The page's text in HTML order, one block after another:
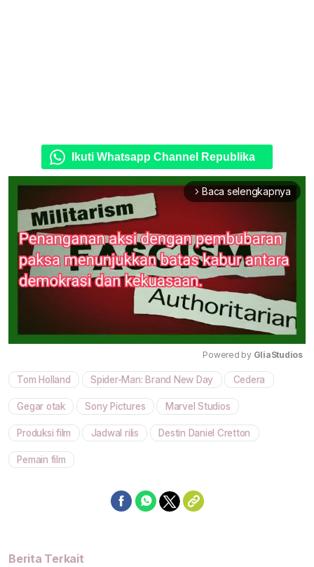
Ikuti Whatsapp Channel Republika
arrow_forward_ios Baca selengkapnya
Mute
Powered by GliaStudios
Tom Holland Spider-Man: Brand New Day Cedera
Gegar otak Sony Pictures Marvel Studios
Produksi film Jadwal rilis Destin Daniel Cretton
Pemain film
Berita Terkait